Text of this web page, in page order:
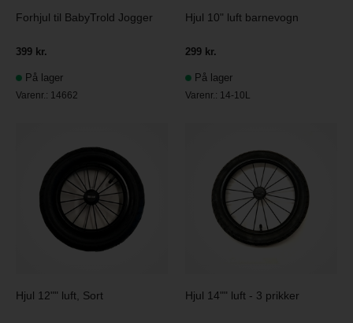
Forhjul til BabyTrold Jogger
399 kr.
På lager
Varenr.: 14662
Hjul 10" luft barnevogn
299 kr.
På lager
Varenr.: 14-10L
Hjul 12"" luft, Sort Hjul 14"" luft - 3 prikker